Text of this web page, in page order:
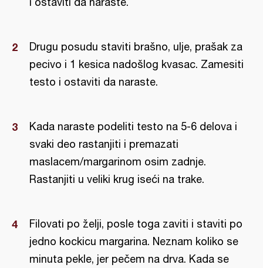
Drugu posudu staviti brašno, ulje, prašak za
pecivo i 1 kesica nadošlog kvasac. Zamesiti
testo i ostaviti da naraste.
Kada naraste podeliti testo na 5-6 delova i
svaki deo rastanjiti i premazati
maslacem/margarinom osim zadnje.
Rastanjiti u veliki krug iseći na trake.
Filovati po želji, posle toga zaviti i staviti po
jedno kockicu margarina. Neznam koliko se
minuta pekle, jer pečem na drva. Kada se